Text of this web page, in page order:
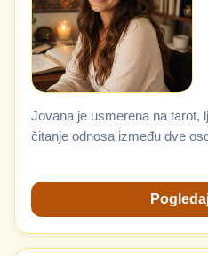
Jovana je usmerena na tarot,
čitanje odnosa između dve